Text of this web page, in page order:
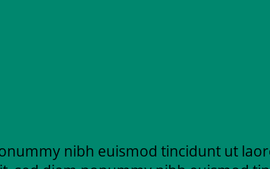
nibh euismod tincidunt ut